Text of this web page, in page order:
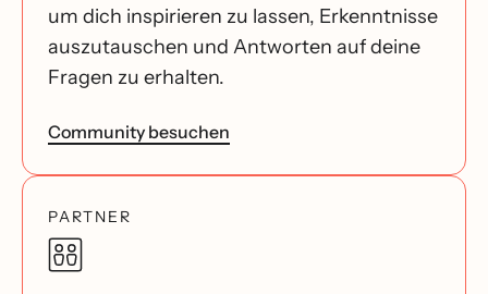
um dich inspirieren zu lassen, Erkenntnisse
auszutauschen und Antworten auf deine
Fragen zu erhalten.
Community besuchen
PARTNER